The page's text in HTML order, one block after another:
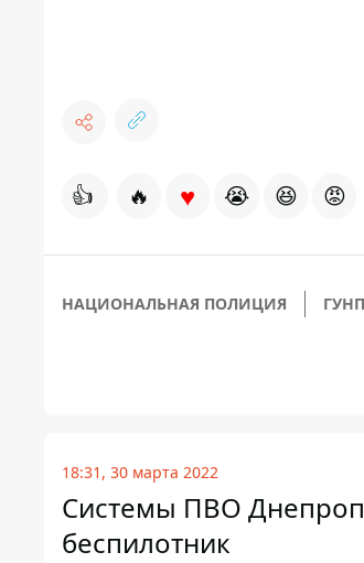
👍 🔥 ♥ 😭 😆 😡
НАЦИОНАЛЬНАЯ ПОЛИЦИЯ ГУНП
18:31, 30 марта 2022
Системы ПВО
беспилотник